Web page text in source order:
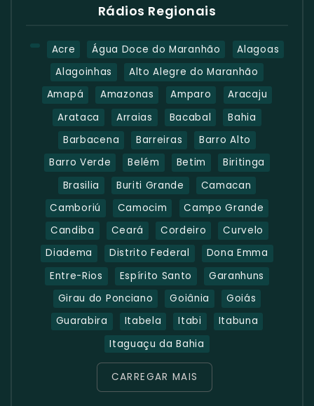
Rádios Regionais
Acre Água Doce do Maranhão
Alagoas
Alagoinhas
Alto Alegre do Maranhão
Amapá
Amazonas Amparo
Aracaju
Arataca
Arraias Bacabal
Bahia
Barbacena
Barreiras
Barro Alto
Barro Verde
Belém Betim
Biritinga
Brasilia
Buriti Grande
Camacan
Camboriú
Camocim
Campo Grande
Candiba
Ceará Cordeiro
Curvelo
Diadema
Distrito Federal
Dona Emma
Entre-Rios
Espírito Santo
Garanhuns
Girau do Ponciano
Goiânia
Goiás
Guarabira
Itabela Itabi
Itabuna
Itaguaçu da Bahia
CARREGAR MAIS